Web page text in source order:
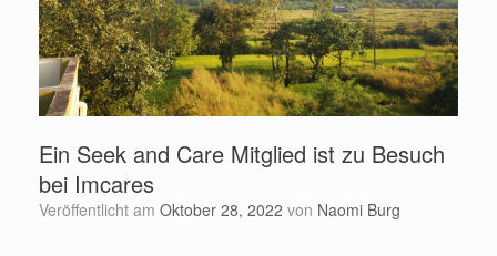
Ein Seek and Care Mitglied ist zu Besuch
bei Imcares
Veröffentlicht am Oktober 28, 2022 von Naomi Burg